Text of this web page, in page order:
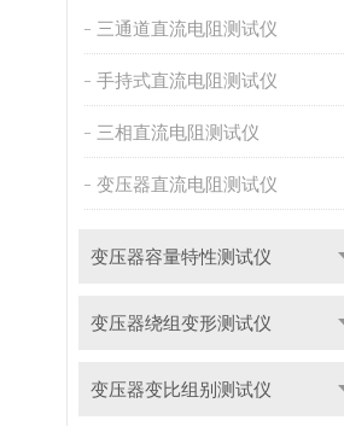
三通道直流电阻测试仪
手持式直流电阻测试仪
三相直流电阻测试仪
变压器直流电阻测试仪
变压器容量特性测试仪
变压器绕组变形测试仪
变压器变比组别测试仪